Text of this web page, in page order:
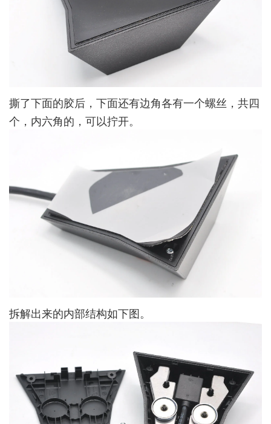
撕了下面的胶后，下面还有边角各有一个螺丝，共四
个，内六角的，可以拧开。
拆解出来的内部结构如下图。